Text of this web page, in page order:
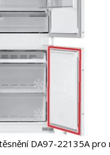
DA97-22135A pro